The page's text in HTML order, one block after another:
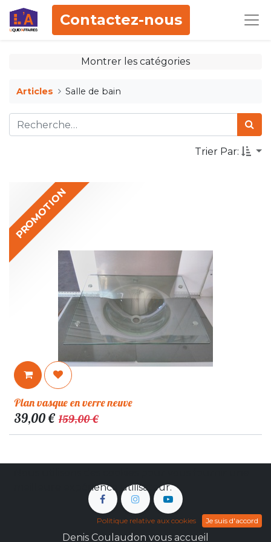
Contactez-nous
Montrer les catégories
Articles Salle de bain
Trier Par:
Plan vasque en verre neuve
39,00€ 159,00€
PROMOTION
Denis Coulaudon vous accueil
meilleure expérience utilisateur.
Politique relative aux cookies Je suis d'accord